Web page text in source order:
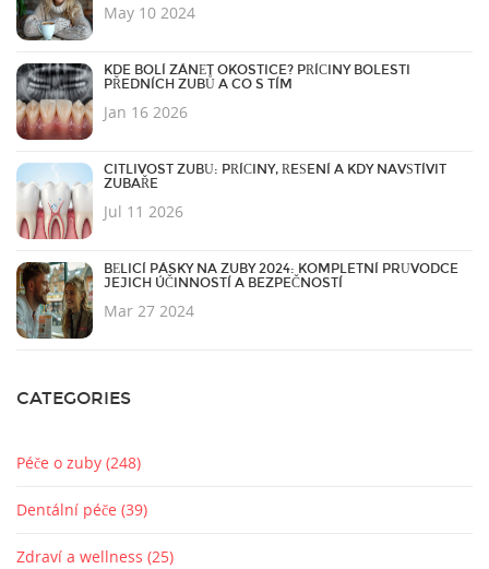
May 10 2024
KDE BOLÍ ZÁNĚT OKOSTICE? PŘÍČINY BOLESTI
PŘEDNÍCH ZUBŮ A CO S TÍM
Jan 16 2026
CITLIVOST ZUBŮ: PŘÍČINY, ŘEŠENÍ A KDY NAVŠTÍVIT
ZUBAŘE
Jul 11 2026
BĚLICÍ PÁSKY NA ZUBY 2024: KOMPLETNÍ PRŮVODCE
JEJICH ÚČINNOSTÍ A BEZPEČNOSTÍ
Mar 27 2024
CATEGORIES
Péče o zuby (248)
Dentální péče (39)
Zdraví a wellness (25)